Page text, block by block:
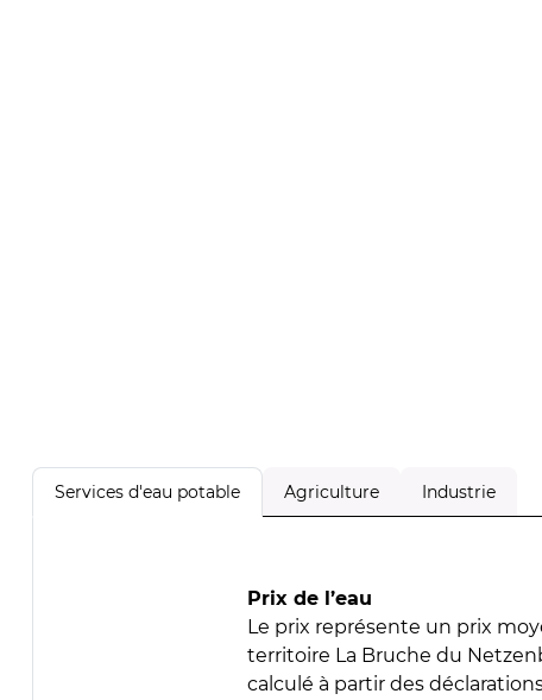
Services d'eau potable Agriculture Industrie
Prix de l’eau
Le prix représente un prix
territoire La Bruche du
calculé à partir des